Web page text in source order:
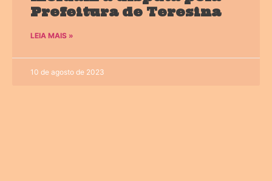
Prefeitura de Teresina
LEIA MAIS »
10 de agosto de 2023